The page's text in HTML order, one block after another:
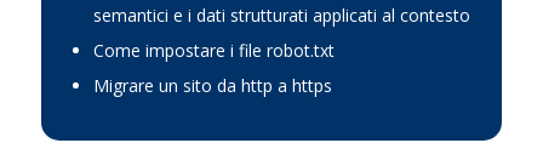
semantici e i dati strutturati applicati al contesto
Come impostare i file robot.txt
Migrare un sito da http a https